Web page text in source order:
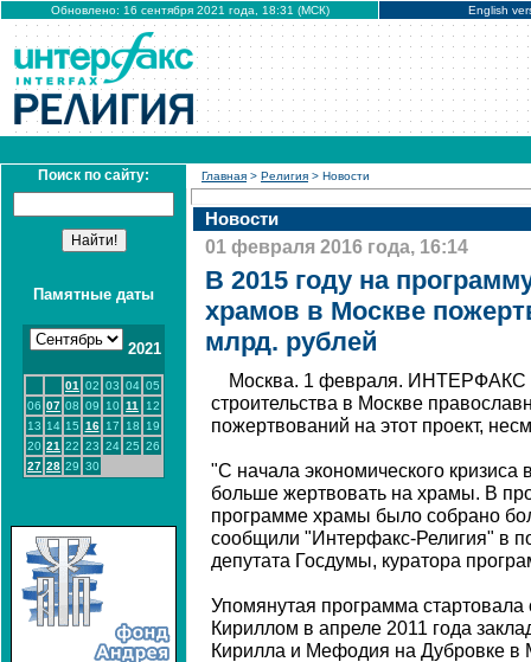
Обновлено: 16 сентября 2021 года, 18:31 (МСК) English
Поиск по сайту:
Памятные даты
2021
01 02 03 04 05
06 07 08 09 10 11
12
13 14 15 16 17 18
19
20 21 22 23 24 25 26
27 28 29 30
Главная > Религия > Новости
Новости
01 февраля 2016 года, 16:14
В 2015 году на
храмов в Москве
млрд. рублей
Москва. 1 февраля. ИНТЕРФАКС
строительства в Москве
пожертвований на этот проект,
"С начала экономического кризиса
больше жертвовать на храмы. В
программе храмы было собрано
сообщили "Интерфакс-Религия" в
депутата Госдумы, куратора
Упомянутая программа
Кириллом в апреле 2011 года
Кирилла и Мефодия на Дубровке в